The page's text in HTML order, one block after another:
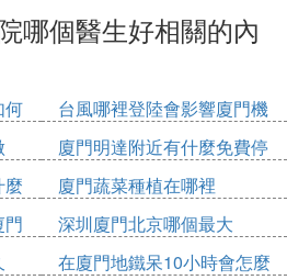
點建設高校，首批20所學位
計劃、珠峰計劃、卓越工程
家級新工科研究與實踐項目、
派研究生項目、中國政府獎學
。 廈門大學被譽為「中國最
、面朝大海，背靠萬石植物
側是白城沙灘，與世界文化
包括群賢樓群、建南樓群、芙
哪個醫生好相關的內
何
台風哪裡登陸會影響廈門機
場
廈門明達附近有什麼免費停
車位
麼
廈門蔬菜種植在哪裡
門
深圳廈門北京哪個最大
在廈門地鐵呆10小時會怎麼